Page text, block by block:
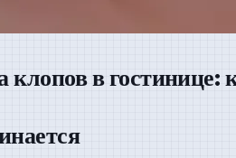
в гостинице: